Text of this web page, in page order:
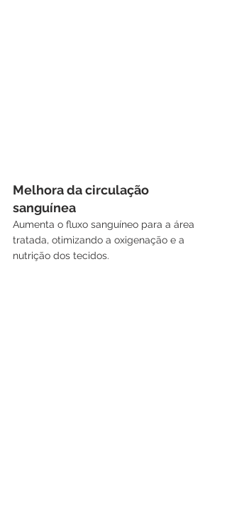
Melhora da circulação
sanguínea
Aumenta o fluxo sanguíneo para a área
tratada, otimizando a oxigenação e a
nutrição dos tecidos.